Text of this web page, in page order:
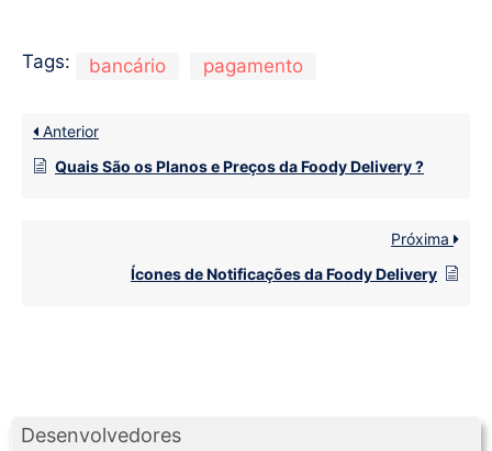
Desenvolvedores
Tags: bancário pagamento
Anterior
Quais São os Planos e Preços da Foody Delivery ?
Próxima
Ícones de Notificações da Foody Delivery